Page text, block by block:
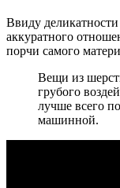
Ввиду
аккуратного
порчи самого
Вещи из
грубого
лучше всего
машинной.